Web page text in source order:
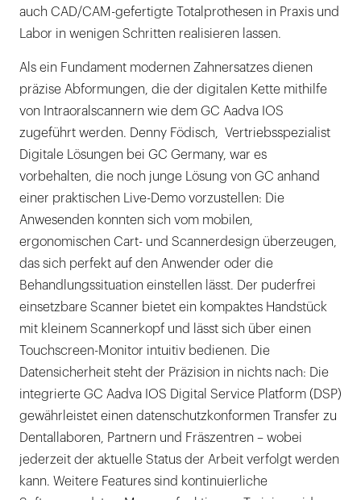
auch CAD/CAM-gefertigte Totalprothesen in Praxis und
Labor in wenigen Schritten realisieren lassen.
Als ein Fundament modernen Zahnersatzes dienen
präzise Abformungen, die der digitalen Kette mithilfe
von Intraoralscannern wie dem GC Aadva IOS
zugeführt werden. Denny Födisch, Vertriebsspezialist
Digitale Lösungen bei GC Germany, war es
vorbehalten, die noch junge Lösung von GC anhand
einer praktischen Live-Demo vorzustellen: Die
Anwesenden konnten sich vom mobilen,
ergonomischen Cart- und Scannerdesign überzeugen,
das sich perfekt auf den Anwender oder die
Behandlungssituation einstellen lässt. Der puderfrei
einsetzbare Scanner bietet ein kompaktes Handstück
mit kleinem Scannerkopf und lässt sich über einen
Touchscreen-Monitor intuitiv bedienen. Die
Datensicherheit steht der Präzision in nichts nach: Die
integrierte GC Aadva IOS Digital Service Platform (DSP)
gewährleistet einen datenschutzkonformen Transfer zu
Dentallaboren, Partnern und Fräszentren – wobei
jederzeit der aktuelle Status der Arbeit verfolgt werden
kann. Weitere Features sind kontinuierliche